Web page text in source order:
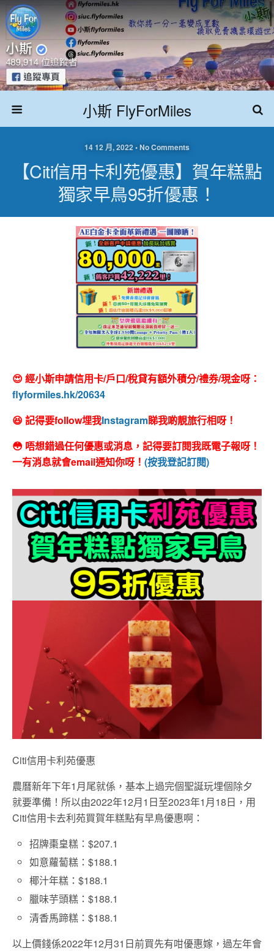
小斯 FlyForMiles
14 12 月, 2022 • No Comments
【Citi信用卡利苑優惠】賀年糕點
獨家早鳥95折優惠！
😍 經小斯申請信用卡/戶口/稅貸有額外積分/禮券/現金呀：
flyformiles.hk/20634
😆 記得要follow埋我Instagram睇我啲靚旅行相呀！
😳 唔想錯過任何優惠或消息，記得要訂閱我既電子報呀！
一有消息就會email通知你呀！ (按我登記訂閱)
Citi信用卡利苑優惠
農曆新年下年1月尾就係，基本上過完個聖誕玩埋個除夕
就要準備！所以由2022年12月1日至2023年1月18日，用
Citi信用卡去利苑買賀年糕點有早鳥優惠啊：
招牌棗皇糕：$207.1
如意蘿蔔糕：$188.1
椰汁年糕：$188.1
臘味芋頭糕：$188.1
清香馬蹄糕：$188.1
以上價錢係2022年12月31日前買先有咁優惠嫁，過左年會